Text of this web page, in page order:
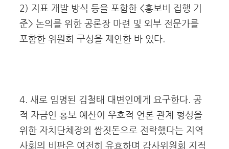
2) 지표 개발 방식 등을 포함한 <홍보비 집행 기
준> 논의를 위한 공론장 마련 및 외부 전문가를
포함한 위원회 구성을 제안한 바 있다.
4. 새로 임명된 김철태 대변인에게 요구한다. 공
적 자금인 홍보 예산이 우호적 언론 관계 형성을
위한 자치단체장의 쌈짓돈으로 전락했다는 지역
사회의 비판은 여전히 유효하며 감사위원회 지적